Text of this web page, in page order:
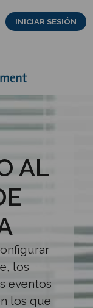
INICIAR SESIÓN
AL
los
eventos
los que